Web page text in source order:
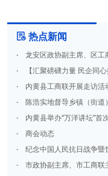
 热点新闻
· 龙安区政协副主席、区工
· 【汇聚磅礴力量 民企同心抗疫
· 内黄县工商联开展走访活
· 陈浩实地督导乡镇（街道
· 内黄县举办“万洋讲坛”首
· 商会动态
· 纪念中国人民抗日战争暨世界反
· 市政协副主席、市工商联